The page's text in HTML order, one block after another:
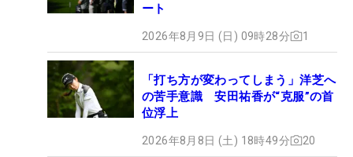
ート
2026年8月9日 (日) 09時28分 1
「打ち方が変わってしまう」洋芝へ
の苦手意識 安田祐香が“克服”の首
位浮上
2026年8月8日 (土) 18時49分 20